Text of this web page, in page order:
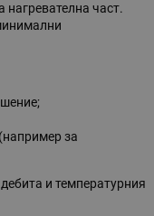
нагревателна част.
за
и температурния